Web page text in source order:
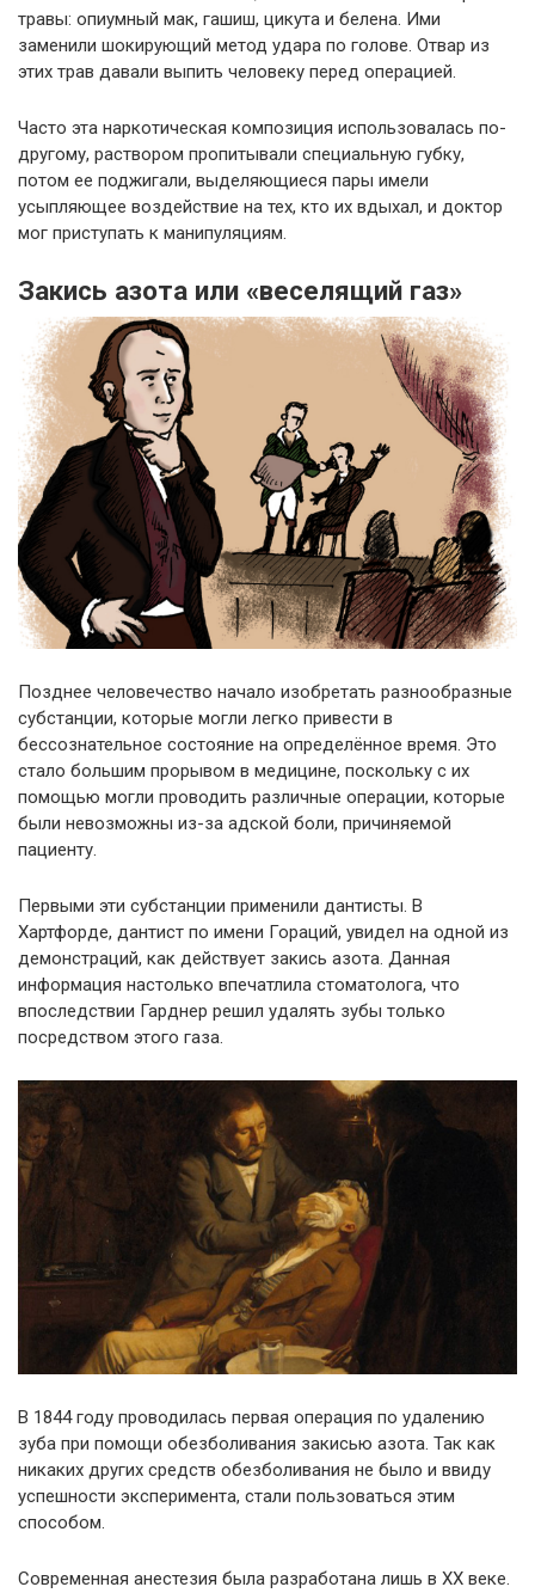
травы: опиумный мак, гашиш, цикута и белена. Ими
заменили шокирующий метод удара по голове. Отвар из
этих трав давали выпить человеку перед операцией.
Часто эта наркотическая композиция использовалась по-
другому, раствором пропитывали специальную губку,
потом ее поджигали, выделяющиеся пары имели
усыпляющее воздействие на тех, кто их вдыхал, и доктор
мог приступать к манипуляциям.
Закись азота или «веселящий газ»
Позднее человечество начало изобретать разнообразные
субстанции, которые могли легко привести в
бессознательное состояние на определённое время. Это
стало большим прорывом в медицине, поскольку с их
помощью могли проводить различные операции, которые
были невозможны из-за адской боли, причиняемой
пациенту.
Первыми эти субстанции применили дантисты. В
Хартфорде, дантист по имени Гораций, увидел на одной из
демонстраций, как действует закись азота. Данная
информация настолько впечатлила стоматолога, что
впоследствии Гарднер решил удалять зубы только
посредством этого газа.
В 1844 году проводилась первая операция по удалению
зуба при помощи обезболивания закисью азота. Так как
никаких других средств обезболивания не было и ввиду
успешности эксперимента, стали пользоваться этим
способом.
Современная анестезия была разработана лишь в ХХ веке.